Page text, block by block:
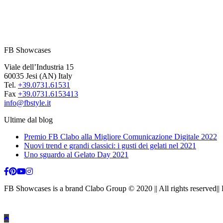
FB Showcases
Viale dell’Industria 15
60035 Jesi (AN) Italy
Tel. +39.0731.61531
Fax +39.0731.6153413
info@fbstyle.it
Ultime dal blog
Premio FB Clabo alla Migliore Comunicazione Digitale 2022
Nuovi trend e grandi classici: i gusti dei gelati nel 2021
Uno sguardo al Gelato Day 2021
FB Showcases is a brand Clabo Group © 2020 || All rights